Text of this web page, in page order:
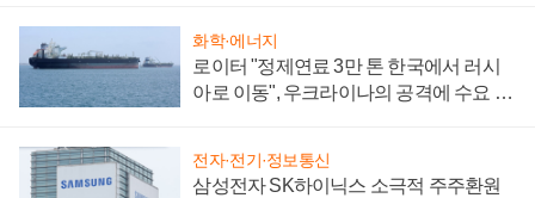
화학·에너지
로이터 "정제연료 3만 톤 한국에서 러시
아로 이동", 우크라이나의 공격에 수요 늘
전자·전기·정보통신
삼성전자 SK하이닉스 소극적 주주환원